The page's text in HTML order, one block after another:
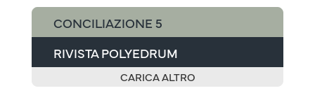
CONCILIAZIONE 5
RIVISTA POLYEDRUM
CARICA ALTRO